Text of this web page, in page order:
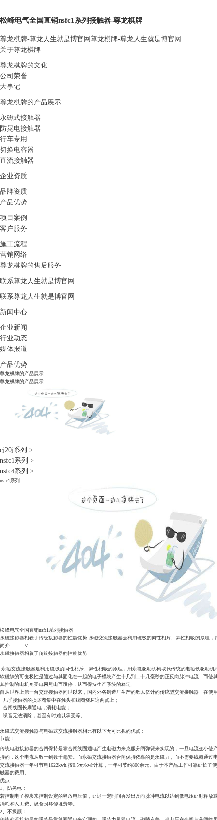
松峰电气全国直销nsfc1系列接触器-尊龙棋牌
尊龙棋牌-尊龙人生就是博官网 尊龙棋牌-尊龙人生就是博官网
关于尊龙棋牌
尊龙棋牌的文化
公司荣誉
大事记
尊龙棋牌的产品展示
永磁式接触器
防晃电接触器
行车专用
切换电容器
直流接触器
企业资质
品牌资质
产品优势
项目案例
客户服务
施工流程
营销网络
尊龙棋牌的售后服务
联系尊龙人生就是博官网
联系尊龙人生就是博官网
新闻中心
企业新闻
行业动态
媒体报道
产品优势
尊龙棋牌的产品展示
尊龙棋牌的产品展示
cj20j系列 >
nsfc1系列 >
nsfc4系列 >
nsfc1系列
松峰电气全国直销nsfc1系列接触器
永磁接触器相较于传统接触器的性能优势 永磁交流接触器是利用磁极的同性相斥、异性相吸的原理
简介 ∨
永磁接触器相较于传统接触器的性能优势
永磁交流接触器是利用磁极的同性相斥、异性相吸的原理，用永磁驱动机构取代传统的电磁铁驱动
软磁铁的可变极性是通过与其固化在一起的电子模块产生十几到二十几毫秒的正反向脉冲电流，而
其控制的电机免受电网晃电而跳停，从而保持生产系统的稳定。
自从世界上第一台交流接触器问世以来，国内外各制造厂生产的数以亿计的传统型交流接触器，在使
几乎接触器的损坏都集中在触头和线圈烧坏这两点上；
合闸线圈长期通电，消耗电能；
噪音无法消除，甚至有时难以承受等。
永磁式交流接触器与电磁式交流接触器相比有以下无可比拟的优点：
节能：
传统电磁接触器的合闸保持是靠合闸线圈通电产生电磁力来克服分闸弹簧来实现的，一旦电流变小
持的，这个电流从数十到数千毫安。而永磁交流接触器合闸保持依靠的是永磁力，而不需要线圈通过
交流接触器一年可节电1622kwh.按0.5元/kwh计算，一年可节约800余元。由于本产品工作可靠延长
触器的费用。
优点
1、防晃电：
若控制电子模块来控制设定的释放电压值，延迟一定时间再发出反向脉冲电流以达到低电压延时释
消耗和人工费、设备损坏修理费等。
2、不振颤：